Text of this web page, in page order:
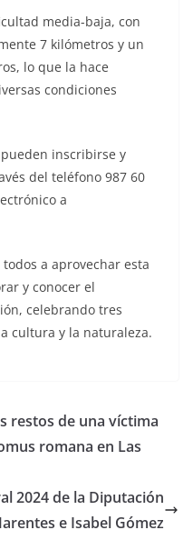
media-baja, con
7 kilómetros y un
lo que la hace
condiciones
inscribirse y
del teléfono 987 60
a
a aprovechar esta
y conocer el
celebrando tres
cultura y la naturaleza.
restos de una víctima
romana en Las
2024 de la Diputación
e Isabel Gómez